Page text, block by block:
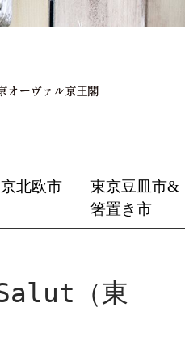
北欧市
東京豆皿市&
箸置き市
（東